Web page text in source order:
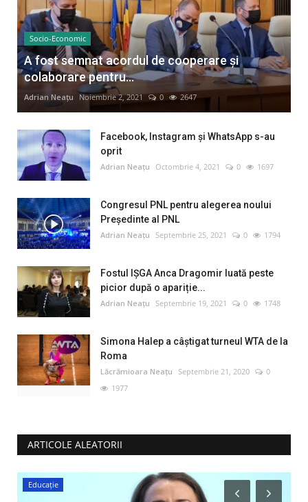
Socio-Economic
A fost semnat acordul de cooperare și
colaborare pentru...
Adrian Neațu Noiembrie 2, 2021 0 2647
Facebook, Instagram și WhatsApp s-au
oprit
Adrian Neațu Octombrie 4, 2021 0 1697
Congresul PNL pentru alegerea noului
Preşedinte al PNL
Adrian Neațu Septembrie 25, 2021 0 1794
Fostul IȘGA Anca Dragomir luată peste
picior după o apariție...
Adrian Neațu Septembrie 19, 2021 0 1748
Simona Halep a câştigat turneul WTA de la
Roma
Lăcrămioara Neațu Septembrie 21, 2020
0
1977
ARTICOLE ALEATORII
Educație